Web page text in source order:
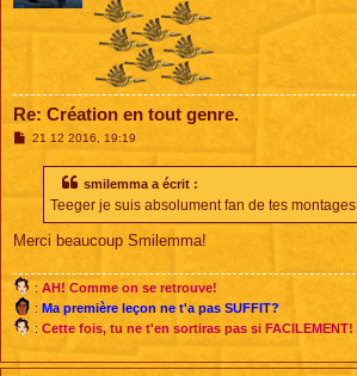
Re: Création en tout genre.
M21 12 2016, 19:19
smilemma a écrit :
Teeger je suis absolument fan de tes montages
Merci beaucoup Smilemma!
: AH! Comme on se retrouve!
: Ma première leçon ne t'a pas SUFFIT?
: Cette fois, tu ne t'en sortiras pas si FACILEMENT!